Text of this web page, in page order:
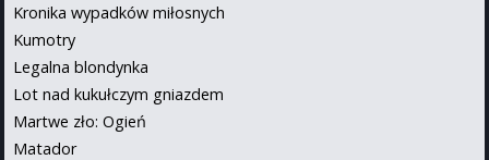
Kronika wypadków miłosnych
Kumotry
Legalna blondynka
Lot nad kukułczym gniazdem
Martwe zło: Ogień
Matador